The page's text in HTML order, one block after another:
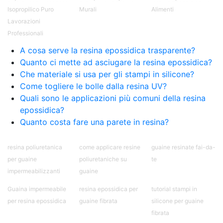
Lavori in resina Effetti Resina 3D Finiture
Superficiali con Resine Inglobare oggetti nella
resina Cosa fare se la resina non indurisce
Finiture per modelli di resina Finitura con Resina
Finitura lucida per resina Effetti Speciali con
Resina Effetti Speciali con Resine Lavori con
resina Abrasivi per superfici in resina Lavorare
con la resina Scala interna in resina See all
articles → Resina per vetro 29 articles ▸ Resina
rivestimento Pareti in resina Pareti resina Parete
in resina Pittura resina Materiale resina Legno e
resina Stucco resina Marmo resina pro e contro
Rivestimento in resina Rivestimenti in resina
resina Parete resina Rivestimenti in resina per
esterni Legno resina Quadri resina Pannelli in
resina decorativi Adesivi Strutturali per Resine
poliuretaniche Design Resine Pareti con resina
Adesivi Strutturali DIY Resine Ghiaia e resina
Rivestire con resina Corso resina Spatolato
Isopropilico Puro
Lavorazioni
Professionali
Murali
Alimenti
A cosa serve la resina epossidica trasparente?
Quanto ci mette ad asciugare la resina epossidica?
Che materiale si usa per gli stampi in silicone?
Come togliere le bolle dalla resina UV?
Quali sono le applicazioni più comuni della resina
epossidica?
Quanto costa fare una parete in resina?
resina poliuretanica
per guaine
impermeabilizzanti
come applicare resine
poliuretaniche su
guaine
guaine resinate fai-da-
te
Guaina impermeabile
per resina epossidica
resina epossidica per
guaine fibrata
tutorial stampi in
silicone per guaine
fibrata